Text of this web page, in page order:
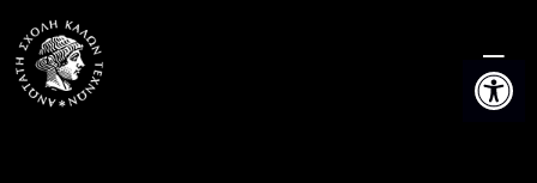
content